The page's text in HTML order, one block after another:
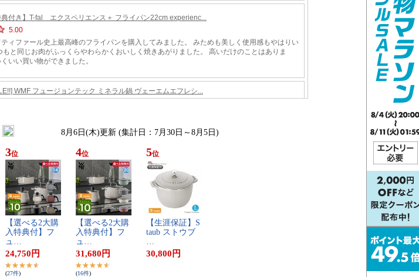
8月6日(木)更新 (集計日：7月30日～8月5日)
3位
【​選​べ​る​2​大​購​
入​特​典​付​】​フ​
ュ​…
24,750 円
(27件)
4位
【​選​べ​る​2​大​購​
入​特​典​付​】​フ​
ュ​…
31,680 円
(16件)
5位
【​生​涯​保​証​】​S​
t​a​u​b​ ​ス​ト​ウ​ブ​ ​
…
30,800 円